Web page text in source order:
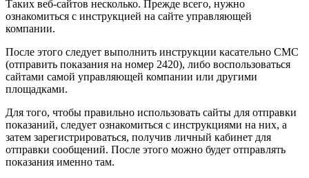
Таких веб-сайтов несколько. Прежде всего, нужно
ознакомиться с инструкцией на сайте управляющей
компании.
После этого следует выполнить инструкции касательно СМС
(отправить показания на номер 2420), либо воспользоваться
сайтами самой управляющей компании или другими
площадками.
Для того, чтобы правильно использовать сайты для отправки
показаний, следует ознакомиться с инструкциями на них, а
затем зарегистрироваться, получив личный кабинет для
отправки сообщений. После этого можно будет отправлять
показания именно там.